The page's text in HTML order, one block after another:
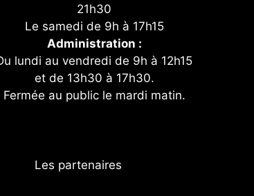
21h30
Le samedi de 9h à 17h15
Administration :
lundi au vendredi de 9h à 12h15
et de 13h30 à 17h30.
Fermée au public le mardi matin.
Les partenaires